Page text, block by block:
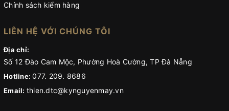
Chính sách kiểm hàng
LIÊN HỆ VỚI CHÚNG TÔI
Địa chỉ:
Số 12 Đào Cam Mộc, Phường Hoà Cường, TP Đà Nẵng
Hotline:077. 209. 8686
Email: thien.dtc@kynguyenmay.vn